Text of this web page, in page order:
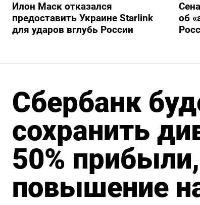
Илон Маск отказался
предоставить Украине Starlink
для ударов вглубь России
об
Сбербанк
сохранить
50%
повышение